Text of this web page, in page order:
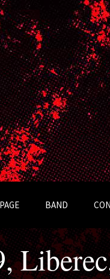
BAND